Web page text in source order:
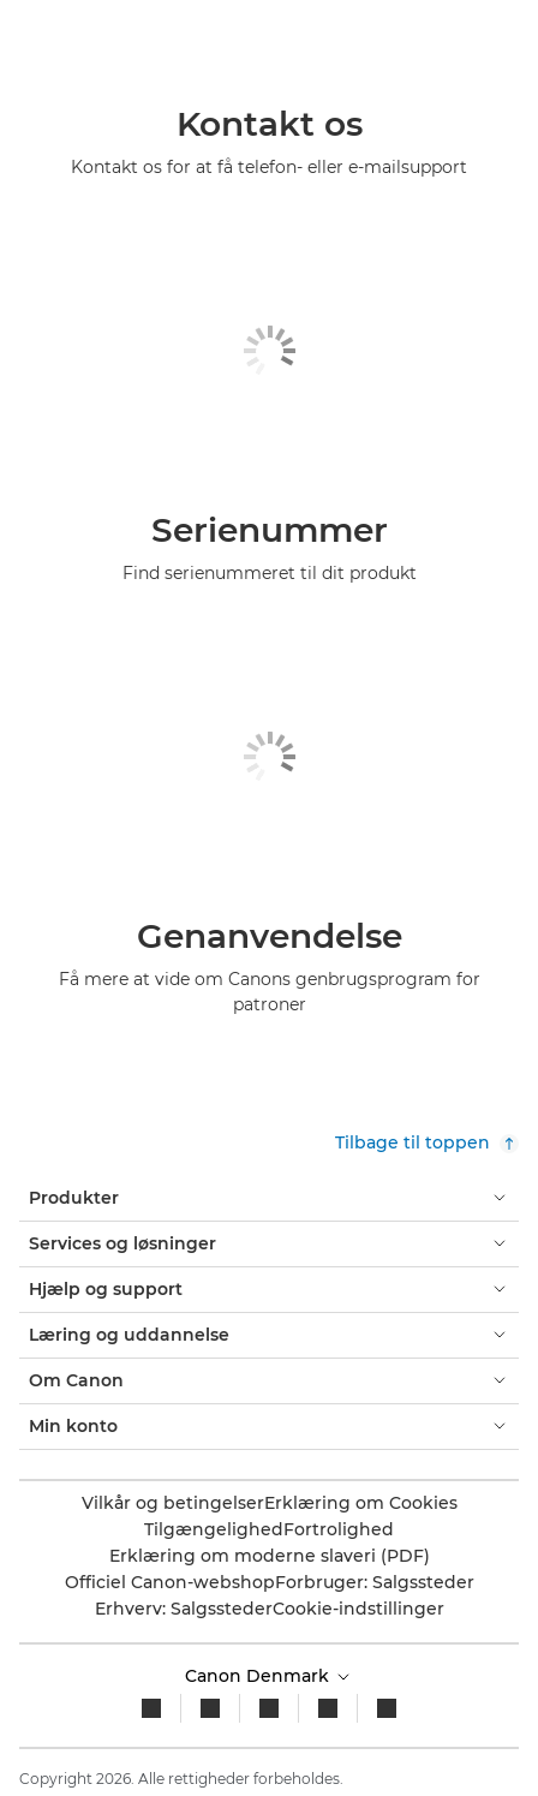
Kontakt os
Kontakt os for at få telefon- eller e-mailsupport
Serienummer
Find serienummeret til dit produkt
Genanvendelse
Få mere at vide om Canons genbrugsprogram for
patroner
Tilbage til toppen
Produkter
Services og løsninger
Hjælp og support
Læring og uddannelse
Om Canon
Min konto
Vilkår og betingelserErklæring om Cookies
TilgængelighedFortrolighed
Erklæring om moderne slaveri (PDF)
Officiel Canon-webshopForbruger: Salgssteder
Erhverv: SalgsstederCookie-indstillinger
Canon Denmark
Copyright 2026. Alle rettigheder forbeholdes.